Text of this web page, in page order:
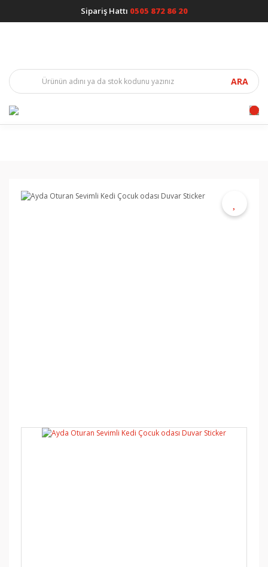
Sipariş Hattı 0505 872 86 20
ARA